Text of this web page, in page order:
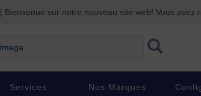
| Bienvenue sur notre nouveau site web! Vous avez
Services Nos Marques